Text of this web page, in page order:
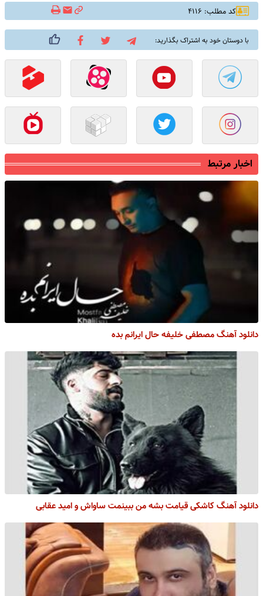
کد مطلب: ۴۱۱۶
با دوستان خود به اشتراک بگذارید:
اخبار مرتبط
دانلود آهنگ مصطفی خلیفه حال ایرانم بده
دانلود آهنگ کاشکی قیامت بشه من ببینمت ساواش و امید عقابی